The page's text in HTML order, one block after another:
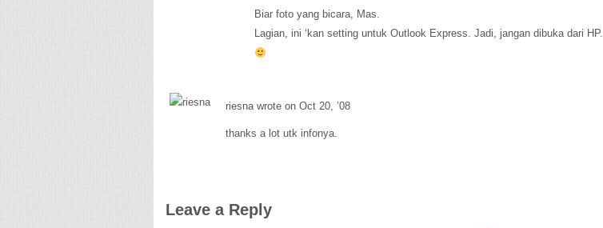
Biar foto yang bicara, Mas.
Lagian, ini ‘kan setting untuk Outlook Express. Jadi, jangan dibuka dari HP.
riesna wrote on Oct 20, ’08
thanks a lot utk infonya.
Leave a Reply